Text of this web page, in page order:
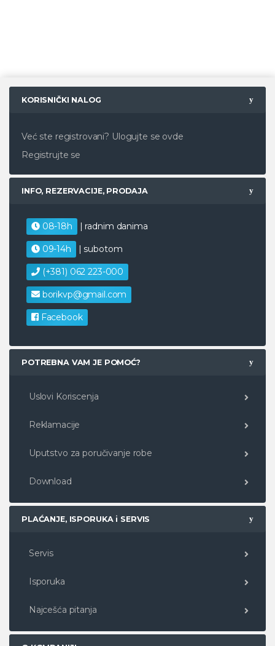
KORISNIČKI NALOG
Već ste registrovani? Ulogujte se ovde
Registrujte se
INFO, REZERVACIJE, PRODAJA
08-18h | radnim danima
09-14h | subotom
(+381) 062 223-000
borikvp@gmail.com
Facebook
POTREBNA VAM JE POMOĆ?
Uslovi Koriscenja
Reklamacije
Uputstvo za poručivanje robe
Download
PLAĆANJE, ISPORUKA i SERVIS
Servis
Isporuka
Najcešća pitanja